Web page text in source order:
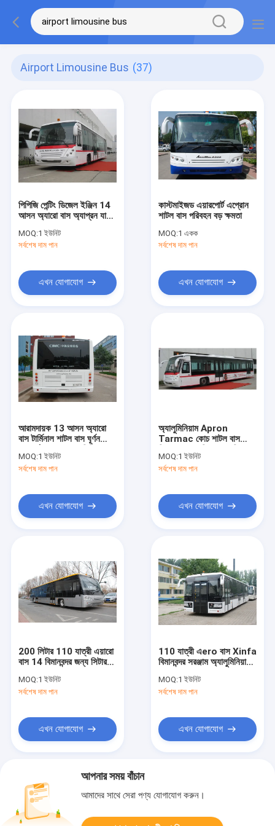
Airport Limousine Bus (37)
পিপিজি পেন্টিং ডিজেল ইঞ্জিন 14
আসন অ্যারো বাস অ্যাপ্রন যাত্রী
MOQ:1 ইউনিট
সর্বশেষ দাম পান
এখন যোগাযোগ
কাস্টমাইজড এয়ারপোর্ট এপ্রোন
শাটল বাস পরিবহন বড় ক্ষমতা
MOQ:1 একক
সর্বশেষ দাম পান
এখন যোগাযোগ
আরামদায়ক 13 আসন অ্যারো
বাস টার্মিনাল শাটল বাস ঘূর্ণন
MOQ:1 ইউনিট
সর্বশেষ দাম পান
এখন যোগাযোগ
অ্যালুমিনিয়াম Apron
Tarmac কোচ শাটল বাস
মি
MOQ:1 ইউনিট
সর্বশেষ দাম পান
এখন যোগাযোগ
200 লিটার 110 যাত্রী এয়ারো
বাস 14 বিমানবন্দর জন্য সিটার
MOQ:1 ইউনিট
সর্বশেষ দাম পান
এখন যোগাযোগ
110 যাত্রী এero বাস Xinfa
বিমানবন্দর সরঞ্জাম অ্যালুমিনিয়াম
MOQ:1 ইউনিট
সর্বশেষ দাম পান
এখন যোগাযোগ
আপনার সময় বাঁচান
আমাদের সাথে সেরা পণ্য যোগাযোগ করুন।